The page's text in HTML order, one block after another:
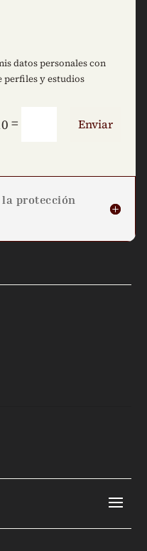
datos personales con
perfiles y estudios
= Enviar
protección